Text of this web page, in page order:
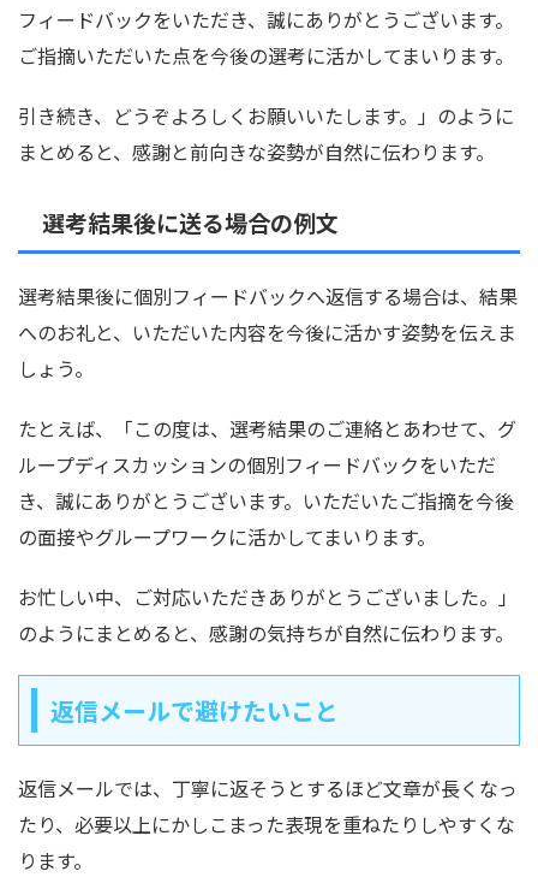
フィードバックをいただき、誠にありがとうございます。
ご指摘いただいた点を今後の選考に活かしてまいります。
引き続き、どうぞよろしくお願いいたします。」のように
まとめると、感謝と前向きな姿勢が自然に伝わります。
選考結果後に送る場合の例文
選考結果後に個別フィードバックへ返信する場合は、結果
へのお礼と、いただいた内容を今後に活かす姿勢を伝えま
しょう。
たとえば、「この度は、選考結果のご連絡とあわせて、グ
ループディスカッションの個別フィードバックをいただ
き、誠にありがとうございます。いただいたご指摘を今後
の面接やグループワークに活かしてまいります。
お忙しい中、ご対応いただきありがとうございました。」
のようにまとめると、感謝の気持ちが自然に伝わります。
返信メールで避けたいこと
返信メールでは、丁寧に返そうとするほど文章が長くなっ
たり、必要以上にかしこまった表現を重ねたりしやすくな
ります。